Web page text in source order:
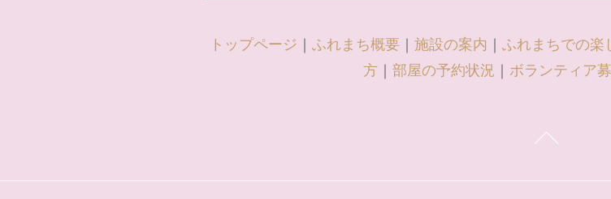
トップページ ふれまち概要 施設の案内 ふれまちでの楽
方
部屋の予約状況 ボランティア